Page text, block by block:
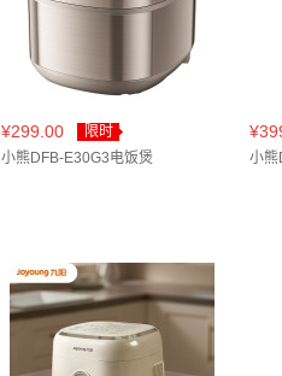
¥299.00
限时
小熊DFB-E30G3电饭煲
小熊